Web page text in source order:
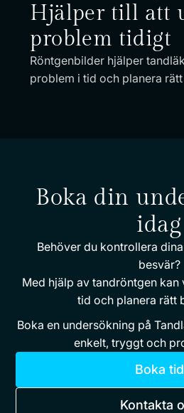
Hjälper till att
problem tidigt
Röntgenbilder hjälper
problem i tid och planera
Boka din
idag
Behöver du kontrollera
besvär?
Med hjälp av tandröntgen
tid och planera rätt
Boka en undersökning på
enkelt, tryggt och
Boka tid
Kontakta